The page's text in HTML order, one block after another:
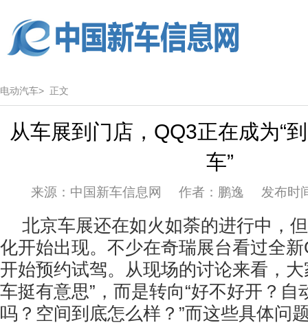
电动汽车> 正文
从车展到门店，QQ3正在成为“
车”
来源：中国新车信息网 作者：鹏逸 发布时
北京车展还在如火如荼的进行中，
化开始出现。不少在奇瑞展台看过全
开始预约试驾。从现场的讨论来看，大
车挺有意思”，而是转向“好不好开？自
吗？空间到底怎么样？”而这些具体问